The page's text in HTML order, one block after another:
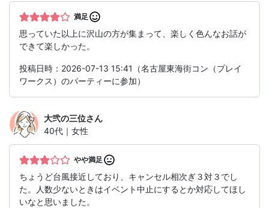
満足
思っていた以上に沢山の方が集まって、楽しく色んなお話が
できて楽しかった。
投稿日時：2026-07-13 15:41（名古屋東海街コン（プレイ
ワークス）のパーティーに参加）
大弐の三位さん
40代｜女性
やや満足
ちょうど台風接近しており、キャンセル相次ぎ３対３でし
た。人数少ないときはイベント中止にするとか対応してほし
いなと思いました。